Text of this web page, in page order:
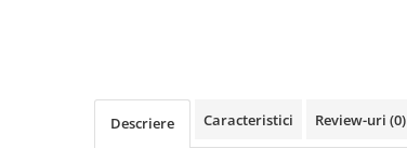
Alarme auto Alarme masina
Detectoare Radar
Descriere Caracteristici Review-uri (0)